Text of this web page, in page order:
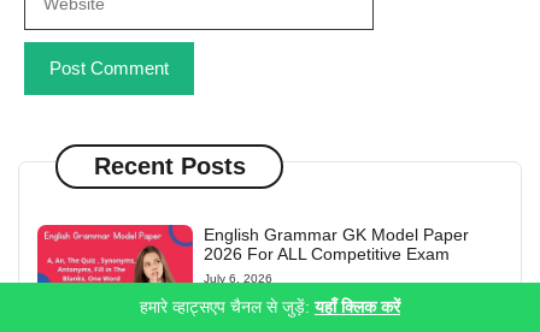
Recent Posts
English Grammar GK Model Paper
2026 For ALL Competitive Exam
July 6, 2026
CG Vyapam English Grammar Solved
हमारे व्हाट्सएप चैनल से जुड़ें:यहाँ क्लिक करें